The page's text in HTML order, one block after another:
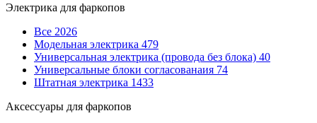
Электрика для фаркопов
Все 2026
Модельная электрика 479
Универсальная электрика (провода без блока) 40
Универсальные блоки согласованаия 74
Штатная электрика 1433
Аксессуары для фаркопов